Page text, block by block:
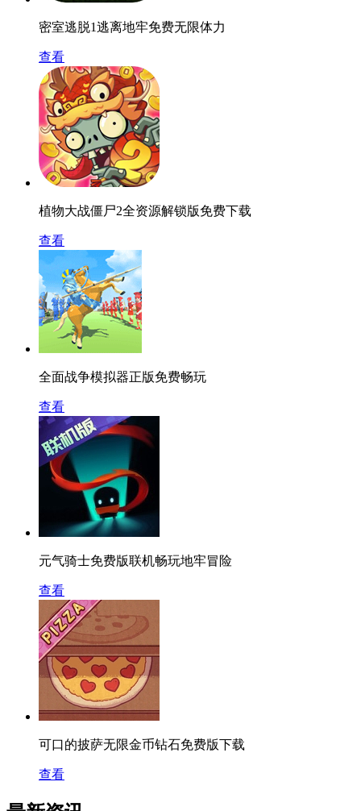
密室逃脱1逃离地牢免费无限体力
查看
植物大战僵尸2全资源解锁版免费下载
查看
全面战争模拟器正版免费畅玩
查看
元气骑士免费版联机畅玩地牢冒险
查看
可口的披萨无限金币钻石免费版下载
查看